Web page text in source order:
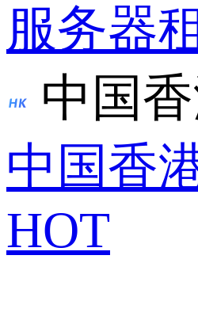
服务器
中国
中国香
HOT